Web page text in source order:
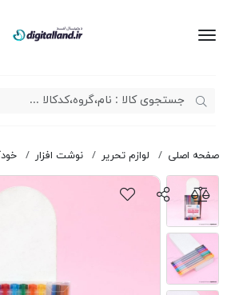
صفحه اصلی لوازم تحریر نوشت افزار